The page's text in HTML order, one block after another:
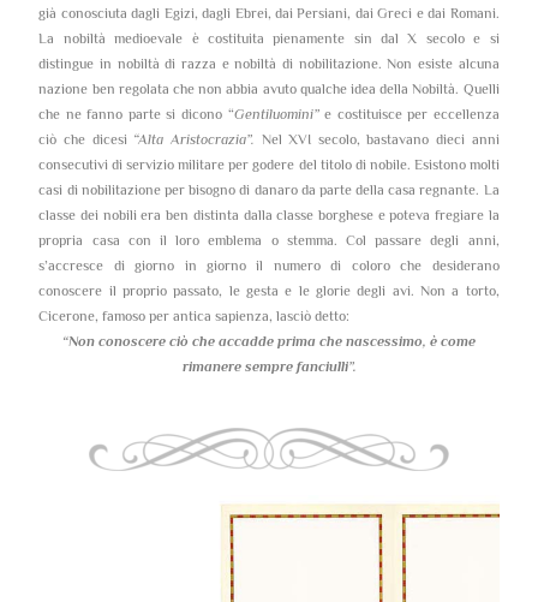
già conosciuta dagli Egizi, dagli Ebrei, dai Persiani, dai Greci e dai Romani.
La nobiltà medioevale è costituita pienamente sin dal X secolo e si
distingue in nobiltà di razza e nobiltà di nobilitazione. Non esiste alcuna
nazione ben regolata che non abbia avuto qualche idea della Nobiltà. Quelli
che ne fanno parte si dicono “Gentiluomini”e costituisce per eccellenza
ciò che dicesi “Alta Aristocrazia”. Nel XVI secolo, bastavano dieci anni
consecutivi di servizio militare per godere del titolo di nobile. Esistono molti
casi di nobilitazione per bisogno di danaro da parte della casa regnante. La
classe dei nobili era ben distinta dalla classe borghese e poteva fregiare la
propria casa con il loro emblema o stemma. Col passare degli anni,
s’accresce di giorno in giorno il numero di coloro che desiderano
conoscere il proprio passato, le gesta e le glorie degli avi. Non a torto,
Cicerone, famoso per antica sapienza, lasciò detto:
“Non conoscere ciò che accadde prima che nascessimo, è come
rimanere sempre fanciulli”.